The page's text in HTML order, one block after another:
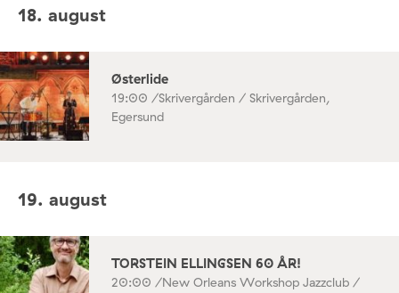
18. august
Østerlide
19:00 /Skrivergården / Skrivergården,
Egersund
19. august
TORSTEIN ELLINGSEN 60 ÅR!
20:00 /New Orleans Workshop Jazzclub /